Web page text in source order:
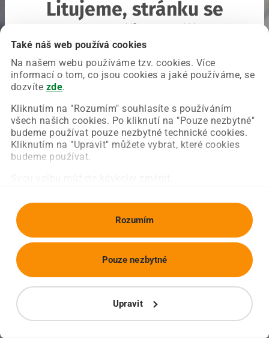
Také náš web používá cookies
Na našem webu používáme tzv. cookies. Více
informací o tom, co jsou cookies a jaké používáme, se
dozvíte zde.
Kliknutím na "Rozumím" souhlasíte s používáním
všech našich cookies. Po kliknutí na "Pouze nezbytné"
budeme používat pouze nezbytné technické cookies.
Kliknutím na "Upravit" můžete vybrat, které cookies
budeme používat.
Rozumím
Upravit
Pouze nezbytné
Litujeme, stránku se
Chyba nastala na naší straně a už ji opravujeme.
Zkuste prosím znovu načíst požadovanou stránku.
Obnovit stránku Úvodní strana